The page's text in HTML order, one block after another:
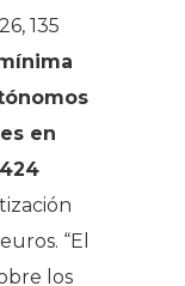
135
en
“El
los